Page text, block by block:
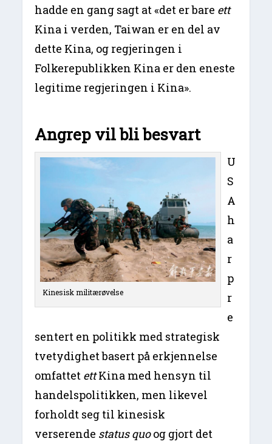
hadde en gang sagt at «det er bare ett
Kina i verden, Taiwan er en del av
dette Kina, og regjeringen i
Folkerepublikken Kina er den eneste
legitime regjeringen i Kina».
Angrep vil bli besvart
Kinesisk militærøvelse
U
S
A
h
a
r
p
r
e
sentert en politikk med strategisk
tvetydighet basert på erkjennelse
omfattet ettKina med hensyn til
handelspolitikken, men likevel
forholdt seg til kinesisk
verserende status quoog gjort det